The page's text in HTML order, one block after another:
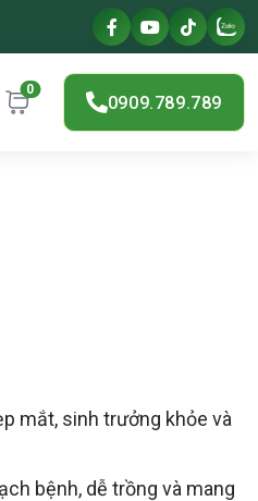
0
0909.789.789
mắt, sinh trưởng khỏe và
bệnh, dễ trồng và mang